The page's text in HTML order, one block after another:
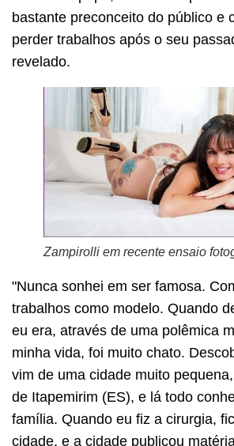
bastante preconceito do público e
perder trabalhos após o seu
revelado.
Zampirolli em recente ensaio
"Nunca sonhei em ser famosa.
trabalhos como modelo. Quando
eu era, através de uma polêmica
minha vida, foi muito chato.
vim de uma cidade muito
de Itapemirim (ES), e lá todo
família. Quando eu fiz a cirurgia,
cidade, e a cidade publicou